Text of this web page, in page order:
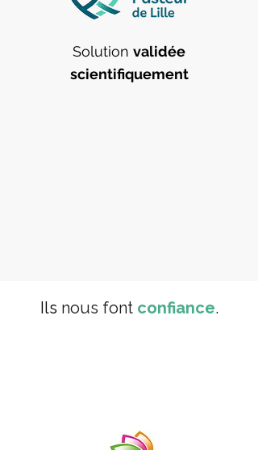
​Solution validée
scientifiquement
Ils nous font confiance.